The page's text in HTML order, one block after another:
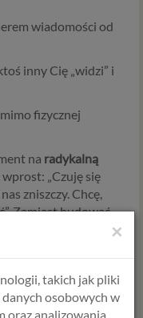
wiadomości od
inny Cię „widzi” i
mimo fizycznej
na radykalną
„Czuję się
zniszczy. Chcę,
Zamiast budować
most.
na
×
takich jak pliki
osobowych w
oraz analizowania